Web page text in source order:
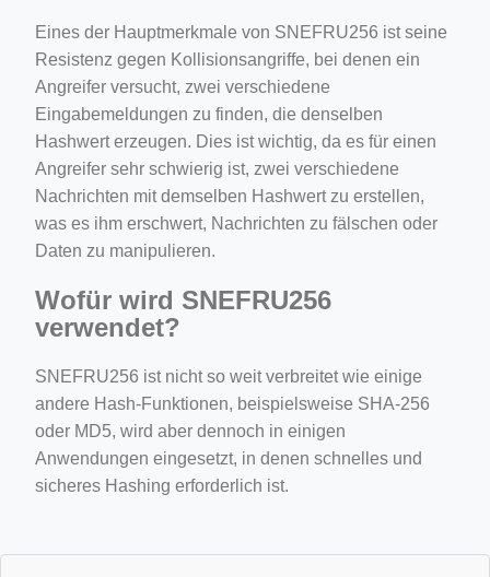
Eines der Hauptmerkmale von SNEFRU256 ist seine
Resistenz gegen Kollisionsangriffe, bei denen ein
Angreifer versucht, zwei verschiedene
Eingabemeldungen zu finden, die denselben
Hashwert erzeugen. Dies ist wichtig, da es für einen
Angreifer sehr schwierig ist, zwei verschiedene
Nachrichten mit demselben Hashwert zu erstellen,
was es ihm erschwert, Nachrichten zu fälschen oder
Daten zu manipulieren.
Wofür wird SNEFRU256
verwendet?
SNEFRU256 ist nicht so weit verbreitet wie einige
andere Hash-Funktionen, beispielsweise SHA-256
oder MD5, wird aber dennoch in einigen
Anwendungen eingesetzt, in denen schnelles und
sicheres Hashing erforderlich ist.